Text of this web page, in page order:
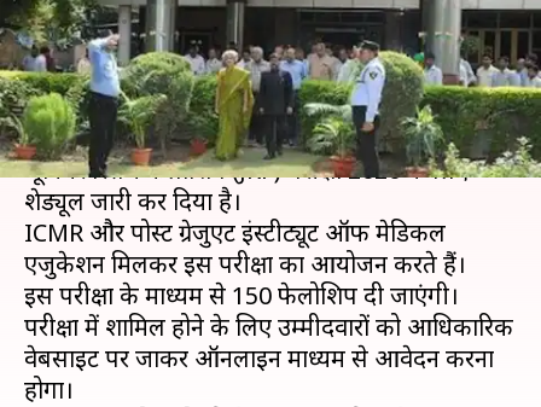
लेखन मोना दीक्षित Apr 24, 2020
क्या है खबर?
इंडियन काउंसलिंग ऑफ मेडिकल रिसर्च (ICMR) ने
जूनियर रिसर्च फेलोशिप (JRF) परीक्षा 2020 के लिए
शेड्यूल जारी कर दिया है।
ICMR और पोस्ट ग्रेजुएट इंस्टीट्यूट ऑफ मेडिकल
एजुकेशन मिलकर इस परीक्षा का आयोजन करते हैं।
इस परीक्षा के माध्यम से 150 फेलोशिप दी जाएंगी।
परीक्षा में शामिल होने के लिए उम्मीदवारों को आधिकारिक
वेबसाइट पर जाकर ऑनलाइन माध्यम से आवेदन करना
होगा।